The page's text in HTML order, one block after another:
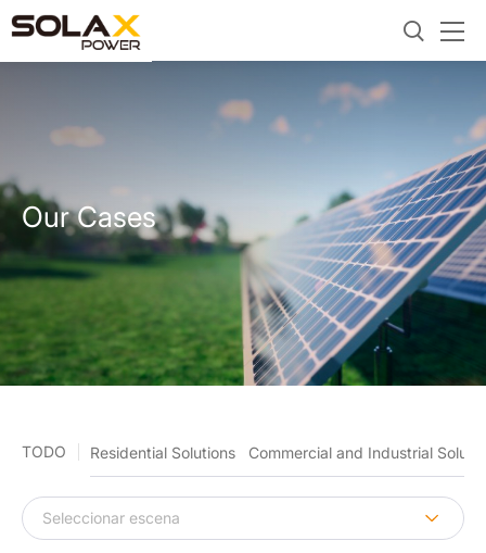
Our Cases
TODO Residential Solutions Commercial and Industrial